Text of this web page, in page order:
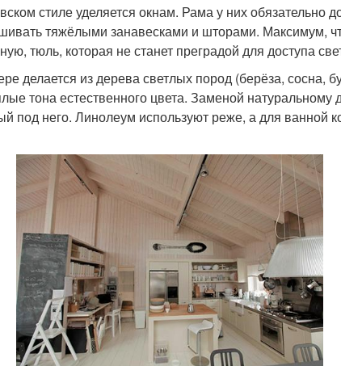
стиле уделяется окнам. Рама у них обязательно
тяжёлыми занавесками и шторами. Максимум,
тюль, которая не станет преградой для доступа
делается из дерева светлых пород (берёза, сосна,
тона естественного цвета. Заменой натуральному
под него. Линолеум используют реже, а для ванной